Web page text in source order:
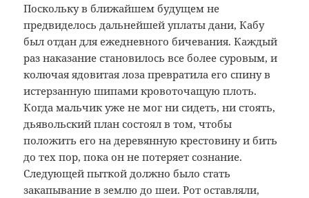
Поскольку в ближайшем будущем не
предвиделось дальнейшей уплаты дани, Кабу
был отдан для ежедневного бичевания. Каждый
раз наказание становилось все более суровым, и
колючая ядовитая лоза превратила его спину в
истерзанную шипами кровоточащую плоть.
Когда мальчик уже не мог ни сидеть, ни стоять,
дьявольский план состоял в том, чтобы
положить его на деревянную крестовину и бить
до тех пор, пока он не потеряет сознание.
Следующей пыткой должно было стать
закапывание в землю до шеи. Рот оставляли,